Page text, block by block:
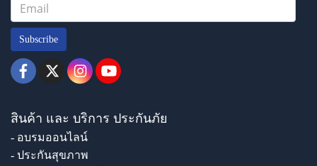
Subscribe
สินค้า และ บริการ ประกันภัย
- อบรมออนไลน์
- ประกันสุขภาพ